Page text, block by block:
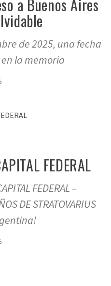
a Buenos Aires
de 2025, una fecha
la memoria
FEDERAL
FEDERAL –
DE STRATOVARIUS